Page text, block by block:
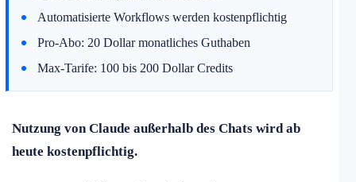
Automatisierte Workflows werden kostenpflichtig
Pro-Abo: 20 Dollar monatliches Guthaben
Max-Tarife: 100 bis 200 Dollar Credits
Nutzung von Claude außerhalb des Chats wird ab
heute kostenpflichtig.